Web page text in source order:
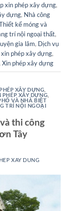
xin phép xây dựng,
dựng, Nhà công
kế móng và
trí nội ngoại thất,
gia lâm, Dịch vụ
phép xây dựng,
Xin phép xây dựng
XÂY DỰNG
XÂY DỰNG
VÀ NHÀ BIỆT
TRÍ NỘI NGOẠI
thi công
Tây
XAY DUNG